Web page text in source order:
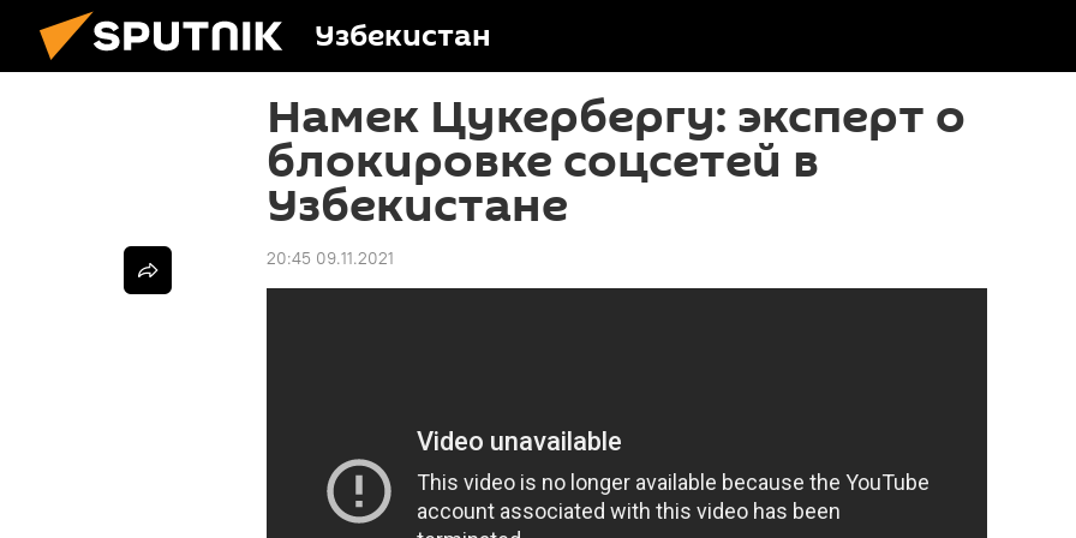
Узбекистан
Намек Цукербергу: эксперт о
блокировке соцсетей в
Узбекистане
20:45 09.11.2021